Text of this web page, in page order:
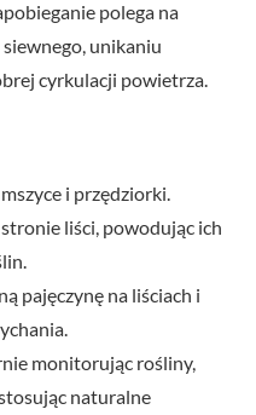
polega na
unikaniu
cyrkulacji powietrza.
i przędziorki.
liści, powodując ich
pajęczynę na liściach i
monitorując rośliny,
naturalne